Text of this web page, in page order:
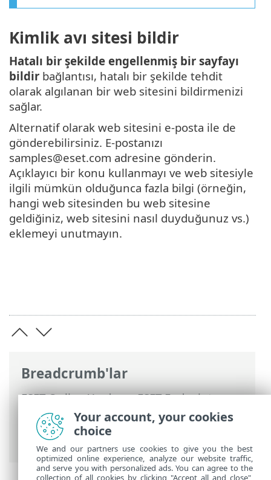
Breadcrumb'lar
ESET Online Yardım>ESET Endpoint
Antivirus
>ESET Endpoint Antivirus
kullanarak>Ayarlar Web ve e-posta
Kimlik Avı koruması
Kimlik avı sitesi bildir
Hatalı bir şekilde engellenmiş bir sayfayı
bildir bağlantısı, hatalı bir şekilde tehdit
olarak algılanan bir web sitesini bildirmenizi
sağlar.
Alternatif olarak web sitesini e-posta ile de
gönderebilirsiniz. E-postanızı
samples@eset.com adresine gönderin.
Açıklayıcı bir konu kullanmayı ve web sitesiyle
ilgili mümkün olduğunca fazla bilgi (örneğin,
hangi web sitesinden bu web sitesine
geldiğiniz, web sitesini nasıl duyduğunuz vs.)
eklemeyi unutmayın.
Your account, your cookies
choice
We and our partners use cookies to give you the best
optimized online experience, analyze our website traffic,
and serve you with personalized ads. You can agree to the
collection of all cookies by clicking "Accept all and close",